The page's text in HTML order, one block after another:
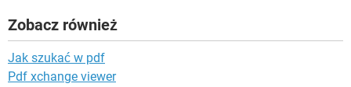
Zobacz również
Jak szukać w pdf
Pdf xchange viewer